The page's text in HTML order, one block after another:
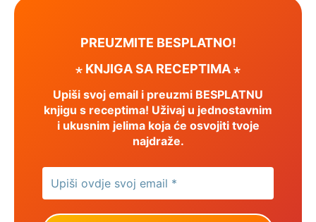
PREUZMITE BESPLATNO!
⋆ KNJIGA SA RECEPTIMA ⋆
Upiši svoj email i preuzmi BESPLATNU
knjigu s receptima! Uživaj u jednostavnim
i ukusnim jelima koja će osvojiti tvoje
najdraže.